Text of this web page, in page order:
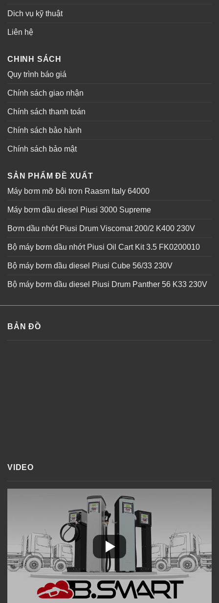
Dich vụ kỹ thuật
Liên hệ
CHINH SÁCH
Quy trình báo giá
Chính sách giao nhận
Chính sách thanh toán
Chính sách bảo hành
Chính sách bảo mật
SẢN PHẨM ĐỀ XUẤT
Máy bơm mỡ bôi trơn Raasm Italy 64000
Máy bơm dầu diesel Piusi 3000 Supreme
Bơm dầu nhớt Piusi Drum Viscomat 200/2 K400 230V
Bộ máy bơm dầu nhớt Piusi Oil Cart Kit 3.5 FK0200010
Bộ máy bơm dầu diesel Piusi Cube 56/33 230V
Bộ máy bơm dầu diesel Piusi Drum Panther 56 K33 230V
BẢN ĐỒ
VIDEO